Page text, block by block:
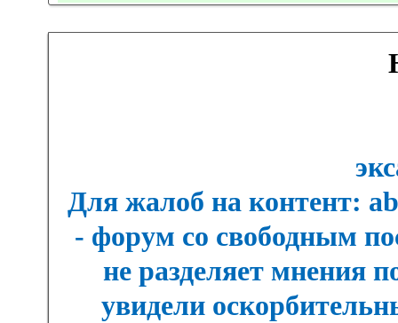
Для жалоб на контент:
- форум со свободным
не разделяет мнения
увидели